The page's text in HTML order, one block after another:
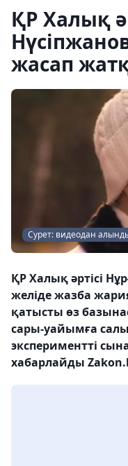
ҚР Халық
жасап
Сурет: видеодан
ҚР Халық әртісі
желіде жазба
қатысты өз
сары-уайымға
экспериментті
хабарлайды